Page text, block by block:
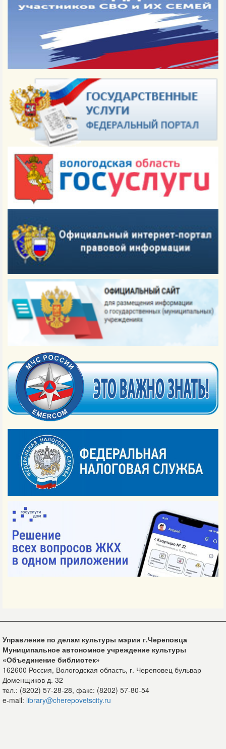
Управление по делам культуры мэрии г.Череповца
Муниципальное автономное учреждение культуры
«Объединение библиотек»
162600 Россия, Вологодская область, г. Череповец бульвар
Доменщиков д. 32
тел.: (8202) 57-28-28, факс: (8202) 57-80-54
e-mail: library@cherepovetscity.ru